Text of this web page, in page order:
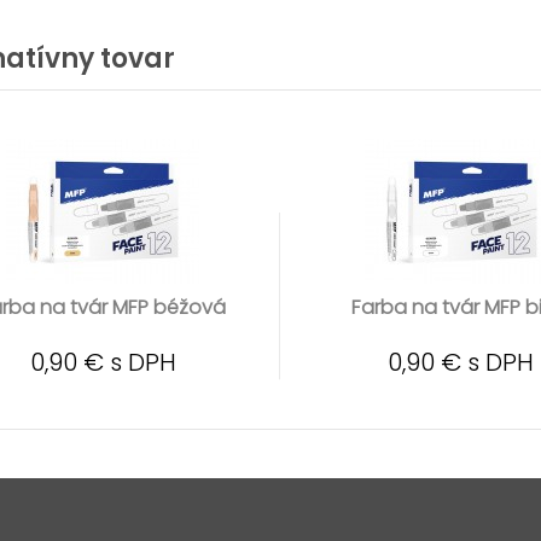
tovar
na tvár MFP béžová
0,90 € s DPH
Farba na tvár MFP
0,90 € s DPH